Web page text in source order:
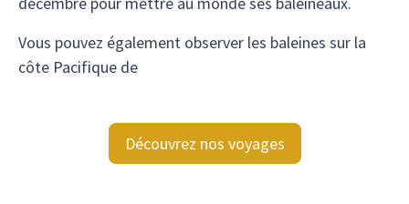
Vous pouvez également observer les baleines sur la
côte Pacifique de
Découvrez nos voyages